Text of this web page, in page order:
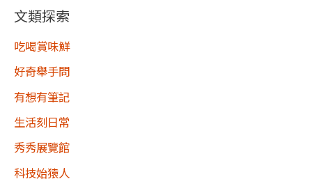
文類探索
吃喝賞味鮮
好奇舉手問
有想有筆記
生活刻日常
秀秀展覽館
科技始猿人